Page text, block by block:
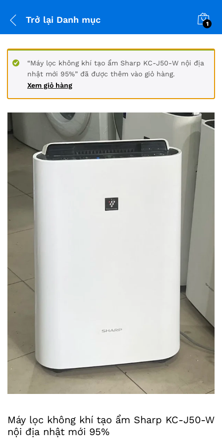
Trở lại Danh mục 1
“Máy lọc không khí tạo ẩm Sharp KC-J50-W nội địa
nhật mới 95%” đã được thêm vào giỏ hàng.
Xem giỏ hàng
Máy lọc không khí tạo ẩm Sharp KC-J50-W
nội địa nhật mới 95%